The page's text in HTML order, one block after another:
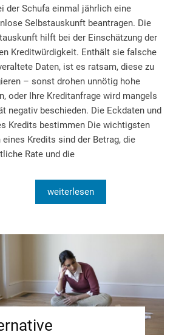
der Schufa einmal jährlich eine
Selbstauskunft beantragen. Die
hilft bei der Einschätzung der
Kreditwürdigkeit. Enthält sie falsche
Daten, ist es ratsam, diese zu
– sonst drohen unnötig hohe
oder Ihre Kreditanfrage wird mangels
negativ beschieden. Die Eckdaten und
Kredits bestimmen Die wichtigsten
eines Kredits sind der Betrag, die
Rate und die
weiterlesen